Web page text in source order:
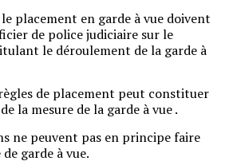
placement en garde à vue doivent
de police judiciaire sur le
le déroulement de la garde à
de placement peut constituer
la mesure de la garde à vue .
ne peuvent pas en principe faire
garde à vue.